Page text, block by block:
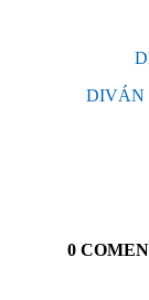
DIVÁN
0